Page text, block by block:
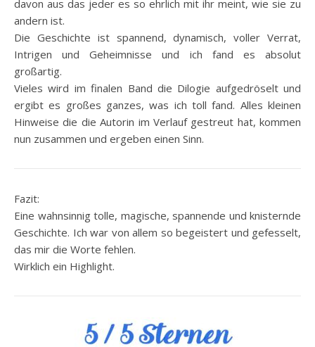
davon aus das jeder es so ehrlich mit ihr meint, wie sie zu
andern ist.
Die Geschichte ist spannend, dynamisch, voller Verrat,
Intrigen und Geheimnisse und ich fand es absolut
großartig.
Vieles wird im finalen Band die Dilogie aufgedröselt und
ergibt es großes ganzes, was ich toll fand. Alles kleinen
Hinweise die die Autorin im Verlauf gestreut hat, kommen
nun zusammen und ergeben einen Sinn.
Fazit:
Eine wahnsinnig tolle, magische, spannende und knisternde
Geschichte. Ich war von allem so begeistert und gefesselt,
das mir die Worte fehlen.
Wirklich ein Highlight.